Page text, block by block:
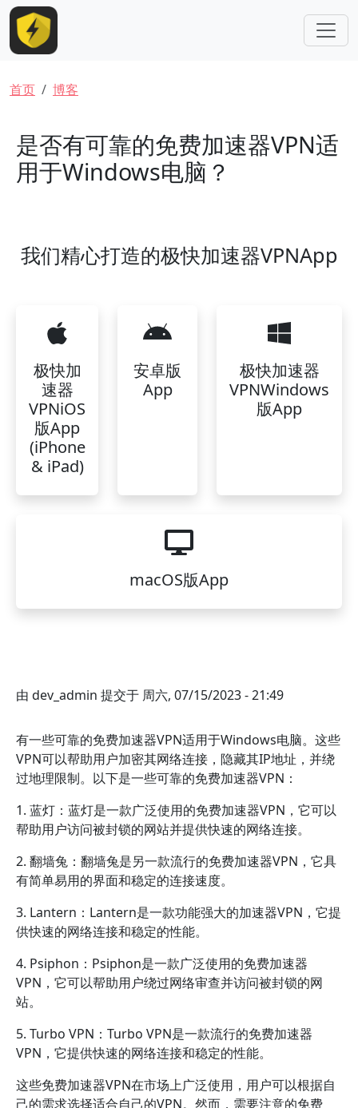
跳转到主要内容
面包屑
首页 博客
是否有可靠的免费加速器VPN适
用于Windows电脑？
我们精心打造的极快加速器VPNApp
极快加
速器
VPNiOS
版App
(iPhone
& iPad)
安卓版
App
极快加速器
VPNWindows
版App
macOS版App
由 dev_admin 提交于 周六, 07/15/2023 - 21:49
有一些可靠的免费加速器VPN适用于Windows电脑。这些
VPN可以帮助用户加密其网络连接，隐藏其IP地址，并绕
过地理限制。以下是一些可靠的免费加速器VPN：
1. 蓝灯：蓝灯是一款广泛使用的免费加速器VPN，它可以
帮助用户访问被封锁的网站并提供快速的网络连接。
2. 翻墙兔：翻墙兔是另一款流行的免费加速器VPN，它具
有简单易用的界面和稳定的连接速度。
3. Lantern：Lantern是一款功能强大的加速器VPN，它提
供快速的网络连接和稳定的性能。
4. Psiphon：Psiphon是一款广泛使用的免费加速器
VPN，它可以帮助用户绕过网络审查并访问被封锁的网
站。
5. Turbo VPN：Turbo VPN是一款流行的免费加速器
VPN，它提供快速的网络连接和稳定的性能。
这些免费加速器VPN在市场上广泛使用，用户可以根据自
己的需求选择适合自己的VPN。然而，需要注意的免费